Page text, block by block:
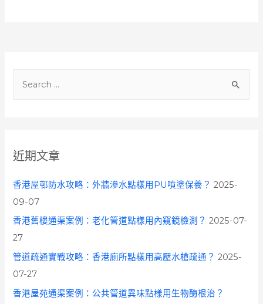
h
f
o
近期文章
香港屋邨防水攻略：外牆滲水點樣用PU噴塗保養？ 2025-
09-07
香港舊樓通渠案例：老化管道點樣用內窺鏡檢測？ 2025-07-
27
管道疏通實戰攻略：香港廁所點樣用高壓水槍疏通？ 2025-
07-27
香港屋苑通渠案例：公共管道異味點樣用生物酶根治？